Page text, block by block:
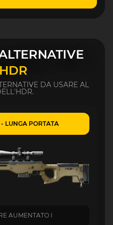
HDR
DA USARE AL
LUNGA PORTATA
AUMENTATO I